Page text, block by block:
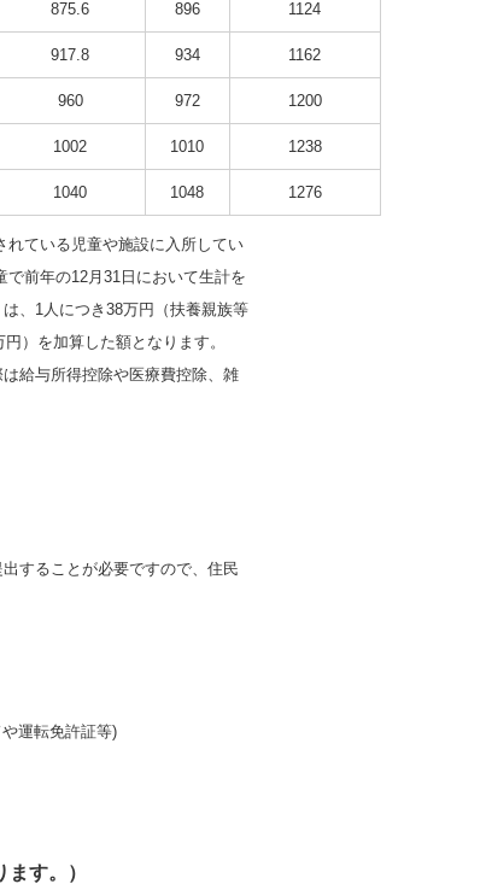
875.6 896 1124
917.8 934 1162
960 972 1200
1002 1010 1238
1040 1048 1276
ている児童や施設に入所してい
前年の12月31日において生計を
、1人につき38万円（扶養親族等
）を加算した額となります。
給与所得控除や医療費控除、雑
することが必要ですので、住民
運転免許証等)
す。）